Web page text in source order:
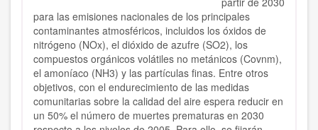
para las emisiones nacionales de los principales
contaminantes atmosféricos, incluidos los óxidos de
nitrógeno (NOx), el dióxido de azufre (SO2), los
compuestos orgánicos volátiles no metánicos (Covnm),
el amoníaco (NH3) y las partículas finas. Entre otros
objetivos, con el endurecimiento de las medidas
comunitarias sobre la calidad del aire espera reducir en
un 50% el número de muertes prematuras en 2030